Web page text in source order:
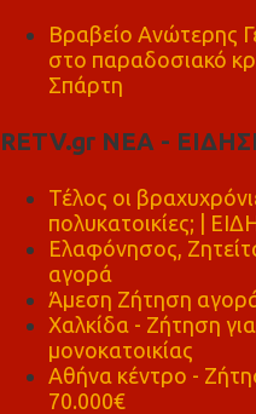
Βραβείο Ανώτερης
στο παραδοσιακό
Σπάρτη
RETV.gr ΝΕΑ -
Τέλος οι
πολυκατοικίες; |
Ελαφόνησος,
αγορά
Άμεση Ζήτηση
Χαλκίδα - Ζήτηση
μονοκατοικίας
Αθήνα κέντρο -
70.000€